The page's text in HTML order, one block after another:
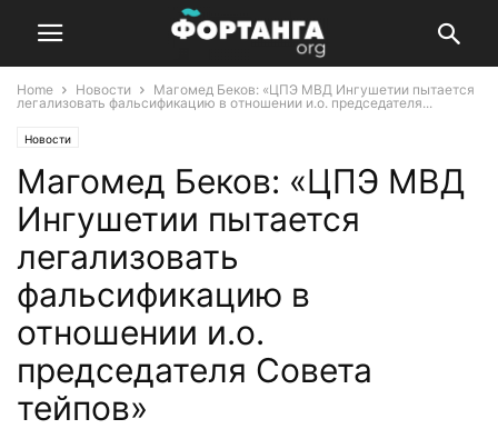
Home Новости
Магомед Беков: «ЦПЭ МВД Ингушетии пытается
легализовать фальсификацию в отношении и.о. председателя...
Новости
Магомед Беков: «ЦПЭ МВД
Ингушетии пытается
легализовать
фальсификацию в
отношении и.о.
председателя Совета
тейпов»